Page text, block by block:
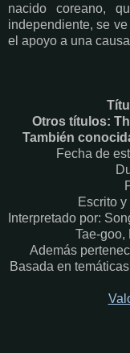
nacido coreano,
independiente, se
el apoyo a una
Otros títulos:
También
Fecha de
Escrito
Interpretado por:
Tae-goo,
Además
Basada en